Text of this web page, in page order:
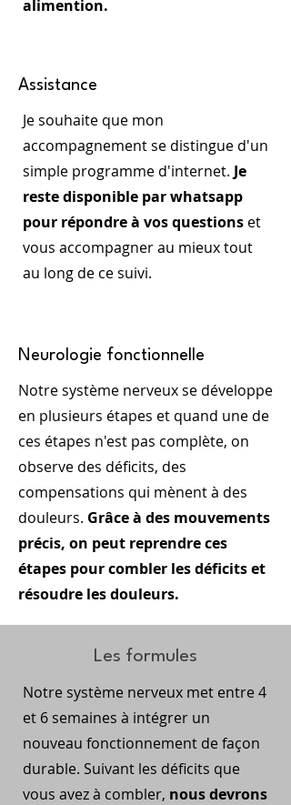
alimention.
Assistance
Je souhaite que mon
accompagnement se distingue d'un
simple programme d'internet. Je
reste disponible par whatsapp
pour répondre à vos questions et
vous accompagner au mieux tout
au long de ce suivi.
Neurologie fonctionnelle
Notre système nerveux se développe
en plusieurs étapes et quand une de
ces étapes n'est pas complète, on
observe des déficits, des
compensations qui mènent à des
douleurs. Grâce à des mouvements
précis, on peut reprendre ces
étapes pour combler les déficits et
résoudre les douleurs.
Les formules
Notre système nerveux met entre 4
et 6 semaines à intégrer un
nouveau fonctionnement de façon
durable. Suivant les déficits que
vous avez à combler, nous devrons